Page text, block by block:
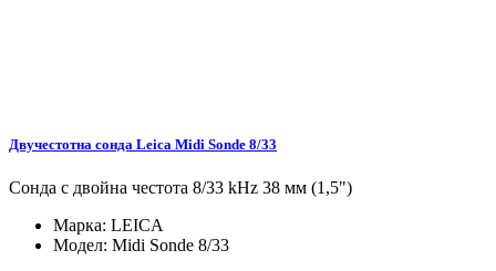
Двучестотна сонда Leica Midi Sonde 8/33
Сонда с двойна честота 8/33 kHz 38 мм (1,5")
Марка: LEICA
Модел: Midi Sonde 8/33